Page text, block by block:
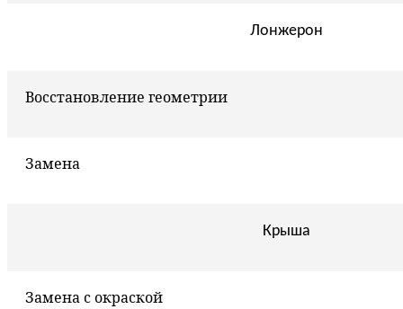
Лонжерон
Восстановление геометрии
Замена
Крыша
Замена с окраской